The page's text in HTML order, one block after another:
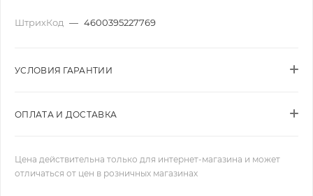
ШтрихКод — 4600395227769
УСЛОВИЯ ГАРАНТИИ
ОПЛАТА И ДОСТАВКА
Цена действительна только для интернет-магазина и может
отличаться от цен в розничных магазинах